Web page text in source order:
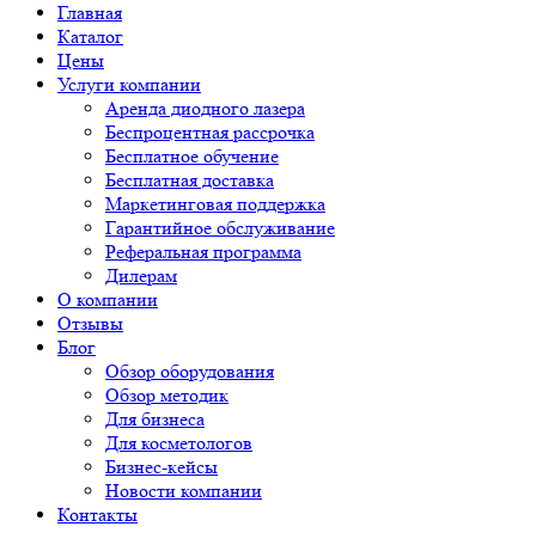
Главная
Каталог
Цены
Услуги компании
Аренда диодного лазера
Беспроцентная рассрочка
Бесплатное обучение
Бесплатная доставка
Маркетинговая поддержка
Гарантийное обслуживание
Реферальная программа
Дилерам
О компании
Отзывы
Блог
Обзор оборудования
Обзор методик
Для бизнеса
Для косметологов
Бизнес-кейсы
Новости компании
Контакты